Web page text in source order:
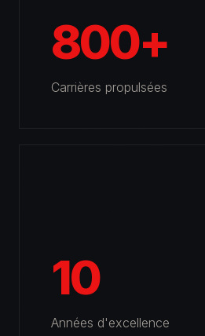
800+
Carrières propulsées
10
Années d'excellence